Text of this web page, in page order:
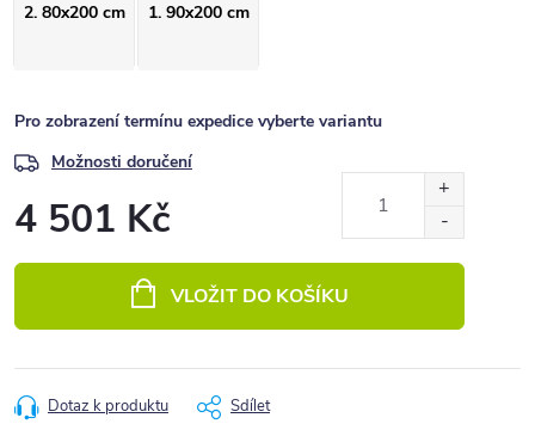
2. 80x200 cm 1. 90x200 cm
Pro zobrazení termínu expedice vyberte variantu
Možnosti doručení
4 501 Kč
VLOŽIT DO KOŠÍKU
Dotaz k produktu Sdílet